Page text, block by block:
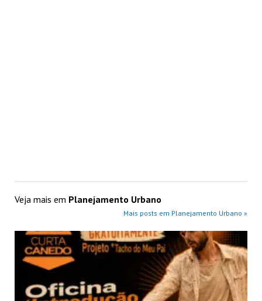
Veja mais em Planejamento Urbano
Mais posts em Planejamento Urbano »